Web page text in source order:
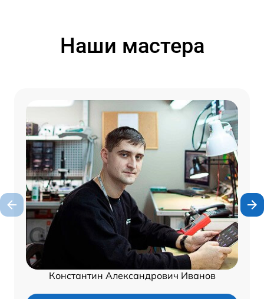
Наши мастера
Константин Александрович Иванов